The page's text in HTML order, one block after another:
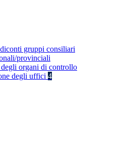
gruppi consiliari
provinciali
organi di controllo
degli uffici 4